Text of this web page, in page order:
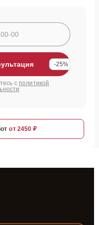
-25%
с политикой
от 2450 ₽